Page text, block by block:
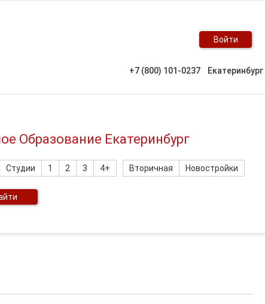
Войти
+7 (800) 101-0237 Екатеринбург
Образование Екатеринбург
Студии 1 2 3 4+ Вторичная Новостройки